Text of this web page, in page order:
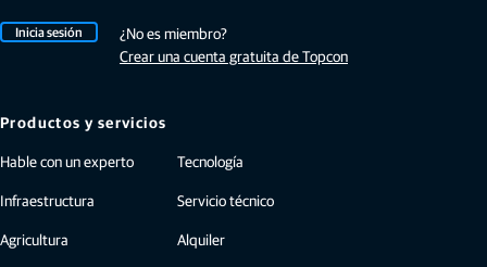
Inicia sesión
¿No es miembro?
Crear una cuenta gratuita de Topcon
Productos y servicios
Hable con un experto
Infraestructura
Agricultura
Tecnología
Servicio técnico
Alquiler